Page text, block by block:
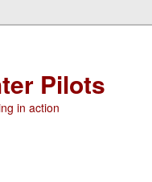
Pilots
in action